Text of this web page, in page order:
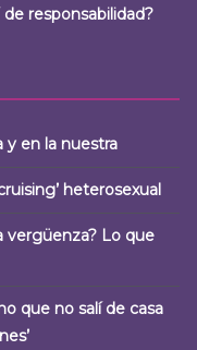
responsabilidad?
y en la nuestra
heterosexual
vergüenza? Lo que
que no salí de casa